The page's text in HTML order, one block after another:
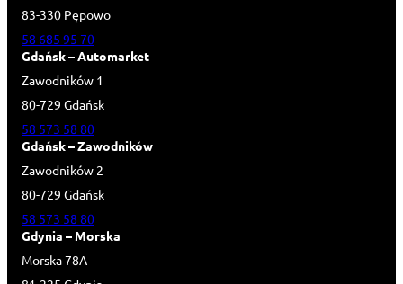
83-330 Pępowo
58 685 95 70
Gdańsk – Automarket
Zawodników 1
80-729 Gdańsk
58 573 58 80
Gdańsk – Zawodników
Zawodników 2
80-729 Gdańsk
58 573 58 80
Gdynia – Morska
Morska 78A